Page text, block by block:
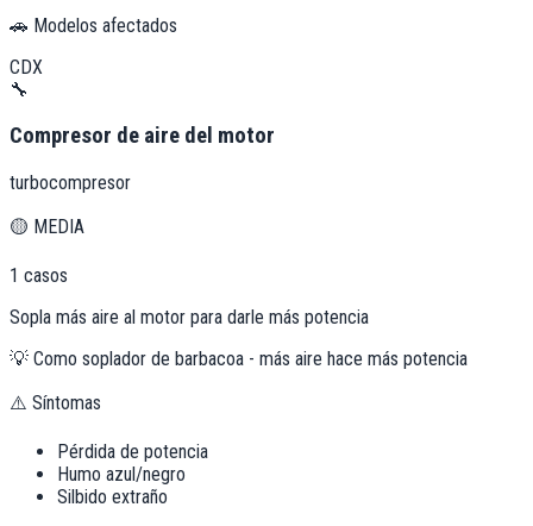
🚗 Modelos afectados
CDX
🔧
Compresor de aire del motor
turbocompresor
🟡 MEDIA
1 casos
Sopla más aire al motor para darle más potencia
💡 Como soplador de barbacoa - más aire hace más potencia
⚠️ Síntomas
Pérdida de potencia
Humo azul/negro
Silbido extraño